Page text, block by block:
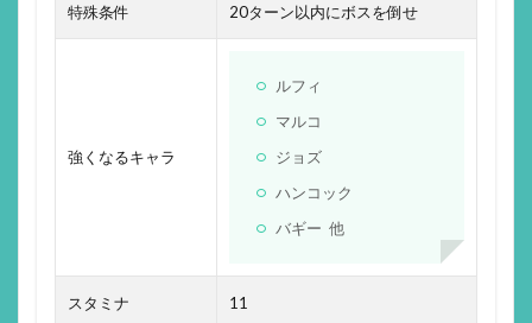
特殊条件 20ターン以内にボスを倒せ
強くなるキャラ
ルフィ
マルコ
ジョズ
ハンコック
バギー 他
スタミナ 11